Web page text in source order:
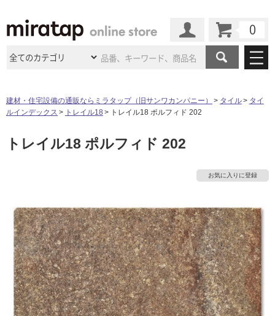
商品カテゴリ
キッチン 浴室（風呂・
トイレ
ウッドデッキ フローリング・床材
収納 インテリア・家具
照明 ペット用品
施工事例
施工事例 法人案件納入事例
インタビュー
店舗・施設事例
ショールーム
ショールーム
大阪ショールーム 仙台ショールーム
名古屋ショールーム 京都ショールーム
福岡ショールーム 札幌スマートショールー
ム
横浜スマートショールー
ご利用ガイド 初めての方へ
よくある質問 お問い合わせ
修理お問い合わせ クレーム公開
その他サービス
ミラタップと創る家
ASOLIE
工事会社紹介Coziコンシ
ェルジュ
自分らしい家づくり
SUVACO
最高のリノベ会社がみつ
かるリノベりす
建材・住宅設備の通販ならミラタップ（旧サンワカンパニー） タイル
タイ
ルインデックス
トレイル18 トレイル18 ポルフィド 202
トレイル18 ポルフィド 202
お気に入りに登録